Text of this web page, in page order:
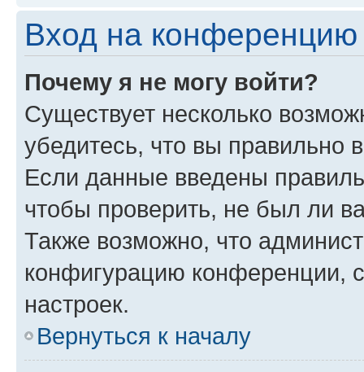
Вход на конференцию
Почему я не могу войти?
Существует несколько
убедитесь, что вы правильно
Если данные введены
чтобы проверить, не был ли
Также возможно, что
конфигурацию конференции,
настроек.
Вернуться к началу